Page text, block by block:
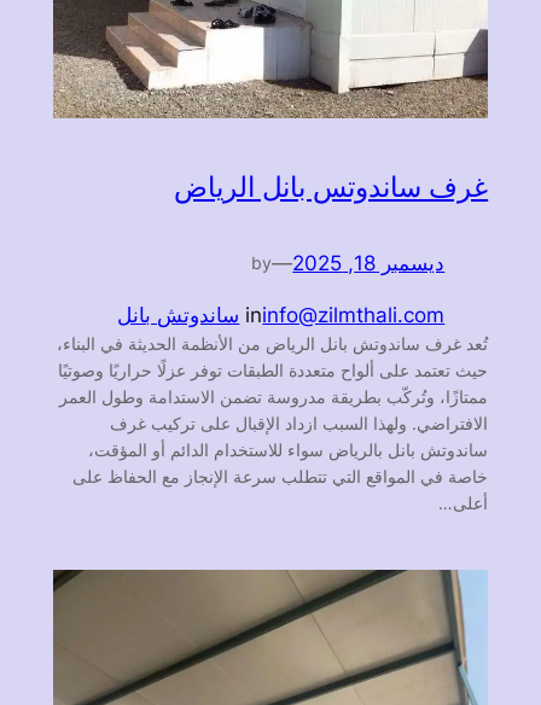
غرف ساندوتس بانل الرياض
ديسمبر 18, 2025 —
by
info@zilmthali.com
in ساندوتش بانل
تُعد غرف ساندوتش بانل الرياض من الأنظمة الحديثة في البناء،
حيث تعتمد على ألواح متعددة الطبقات توفر عزلًا حراريًا وصوتيًا
ممتازًا، وتُركّب بطريقة مدروسة تضمن الاستدامة وطول العمر
الافتراضي. ولهذا السبب ازداد الإقبال على تركيب غرف
ساندوتش بانل بالرياض سواء للاستخدام الدائم أو المؤقت،
خاصة في المواقع التي تتطلب سرعة الإنجاز مع الحفاظ على
أعلى…